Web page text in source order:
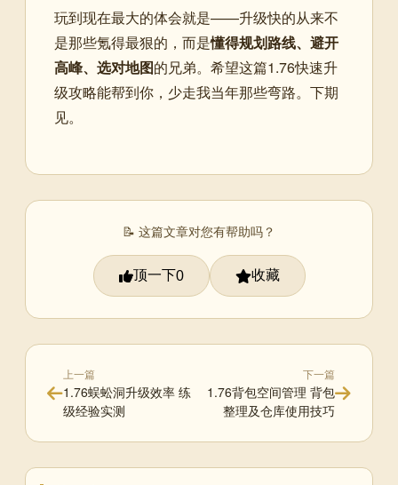
玩到现在最大的体会就是——升级快的从来不
是那些氪得最狠的，而是懂得规划路线、避开
高峰、选对地图的兄弟。希望这篇1.76快速升
级攻略能帮到你，少走我当年那些弯路。下期
见。
📝 这篇文章对您有帮助吗？
顶一下0 收藏
上一篇
1.76蜈蚣洞升级效率 练
级经验实测
下一篇
1.76背包空间管理 背包
整理及仓库使用技巧